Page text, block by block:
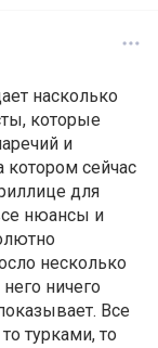
насколько
которые
и
котором сейчас
для
нюансы и
несколько
ничего
Все
турками, то